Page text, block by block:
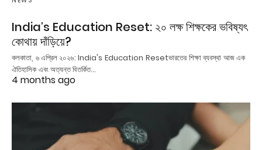
India’s Education Reset: ২০ লক্ষ শিক্ষকের ভবিষ্যৎ
কোথায় দাঁড়িয়ে?
কলকাতা, ৬ এপ্রিল ২০২৬: India's Education Resetভারতের শিক্ষা ব্যবস্থা আজ এক
ঐতিহাসিক এবং অত্যন্ত বিতর্কিত…
4 months ago